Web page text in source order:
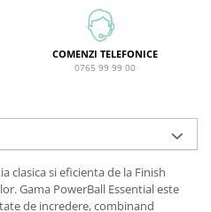
COMENZI TELEFONICE
0765 99 99 00
clasica si eficienta de la Finish
Gama PowerBall Essential este
de incredere, combinand